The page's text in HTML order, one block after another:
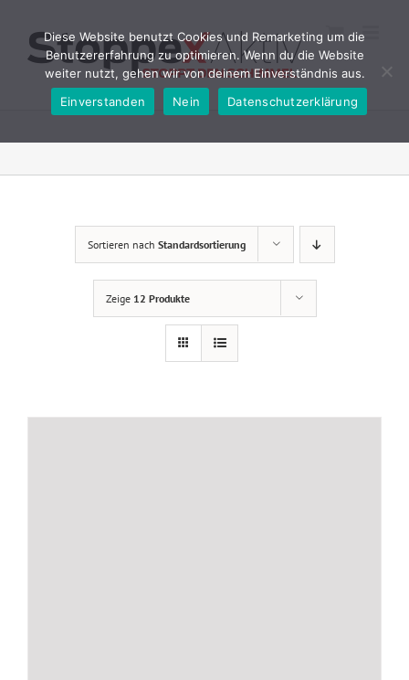
springen
Sortieren nach Standardsortierung
Zeige 12 Produkte
Diese Website benutzt Cookies und Remarketing um die
Benutzererfahrung zu optimieren. Wenn du die Website
weiter nutzt, gehen wir von deinem Einverständnis aus.
Einverstanden
Nein Datenschutzerklärung